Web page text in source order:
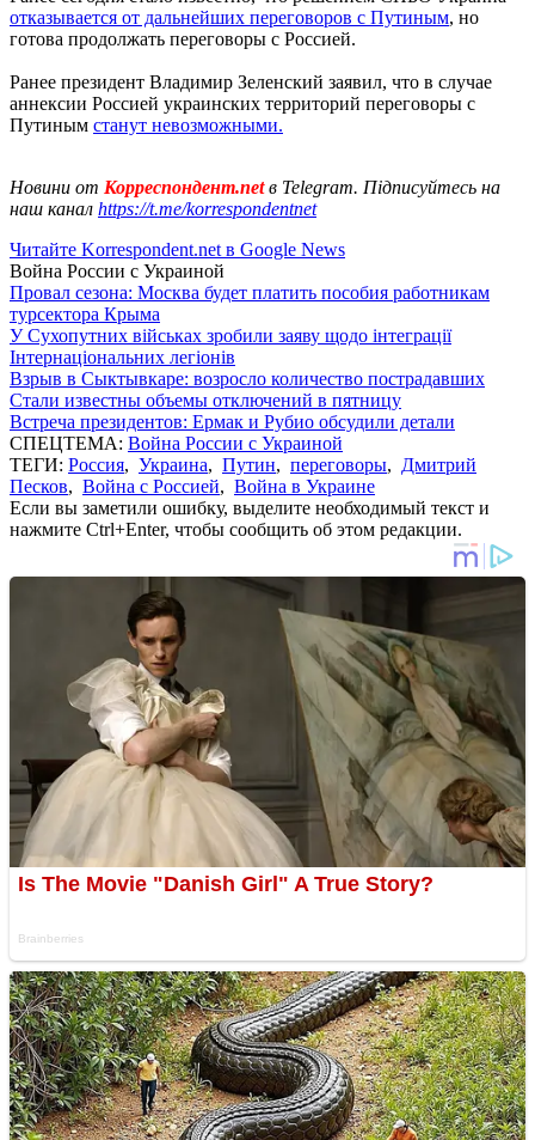
отказывается от дальнейших переговоров с Путиным, но
готова продолжать переговоры с Россией.
Ранее президент Владимир Зеленский заявил, что в случае
аннексии Россией украинских территорий переговоры с
Путиным станут невозможными.
Новини от Корреспондент.netв Telegram. Підписуйтесь на
наш канал https://t.me/korrespondentnet
Читайте Korrespondent.net в Google News
Война России с Украиной
Провал сезона: Москва будет платить пособия работникам
турсектора Крыма
У Сухопутних військах зробили заяву щодо інтеграції
Інтернаціональних легіонів
Взрыв в Сыктывкаре: возросло количество пострадавших
Стали известны объемы отключений в пятницу
Встреча президентов: Ермак и Рубио обсудили детали
СПЕЦТЕМА: Война России с Украиной
ТЕГИ: Россия, Украина, Путин, переговоры, Дмитрий
Песков, Война с Россией, Война в Украине
Если вы заметили ошибку, выделите необходимый текст и
нажмите Ctrl+Enter, чтобы сообщить об этом редакции.